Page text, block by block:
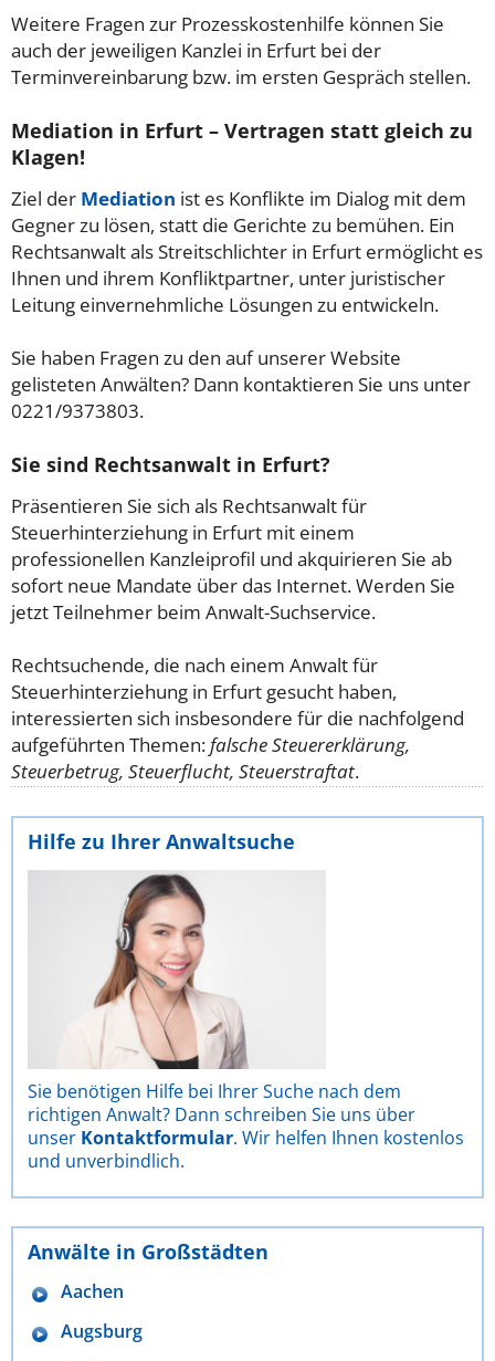
Weitere Fragen zur Prozesskostenhilfe können Sie
auch der jeweiligen Kanzlei in Erfurt bei der
Terminvereinbarung bzw. im ersten Gespräch stellen.
Mediation in Erfurt – Vertragen statt gleich zu
Klagen!
Ziel der Mediation ist es Konflikte im Dialog mit dem
Gegner zu lösen, statt die Gerichte zu bemühen. Ein
Rechtsanwalt als Streitschlichter in Erfurt ermöglicht es
Ihnen und ihrem Konfliktpartner, unter juristischer
Leitung einvernehmliche Lösungen zu entwickeln.
Sie haben Fragen zu den auf unserer Website
gelisteten Anwälten? Dann kontaktieren Sie uns unter
0221/9373803.
Sie sind Rechtsanwalt in Erfurt?
Präsentieren Sie sich als Rechtsanwalt für
Steuerhinterziehung in Erfurt mit einem
professionellen Kanzleiprofil und akquirieren Sie ab
sofort neue Mandate über das Internet. Werden Sie
jetzt Teilnehmer beim Anwalt-Suchservice.
Rechtsuchende, die nach einem Anwalt für
Steuerhinterziehung in Erfurt gesucht haben,
interessierten sich insbesondere für die nachfolgend
aufgeführten Themen: falsche Steuererklärung,
Steuerbetrug, Steuerflucht, Steuerstraftat.
Hilfe zu Ihrer Anwaltsuche
Sie benötigen Hilfe bei Ihrer Suche nach dem
richtigen Anwalt? Dann schreiben Sie uns über
unser Kontaktformular. Wir helfen Ihnen kostenlos
und unverbindlich.
Anwälte in Großstädten
Aachen
Augsburg